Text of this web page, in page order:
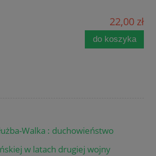
22,00 zł
do koszyka
Walka : duchowieństwo
w latach drugiej wojny